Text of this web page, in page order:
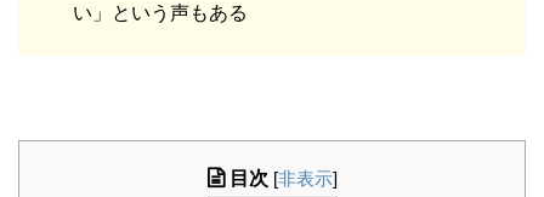
い」という声もある
目次 [非表示]